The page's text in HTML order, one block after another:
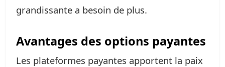
grandissante a besoin de plus.
Avantages des options payantes
Les plateformes payantes apportent la paix